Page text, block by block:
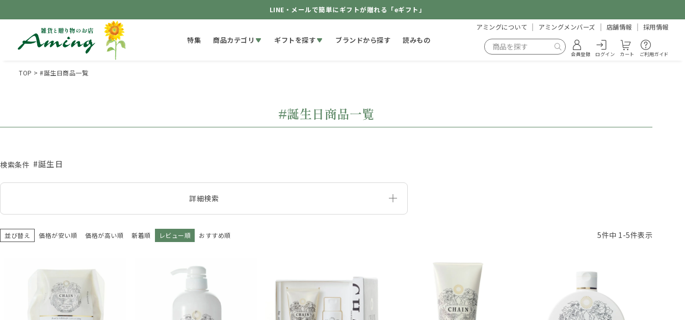
LINE・メールで簡単にギフトが贈れる「eギフト」
特集 商品カテゴリ ギフトを探す ブランドから探す 読みもの
アミングについて アミングメンバーズ 店舗情報 採用情報
会員登録 ログイン カート ご利用ガイド
TOP #誕生日商品一覧
#誕生日商品一覧
検索条件 #誕生日
詳細検索
並び替え 価格が安い順 価格が高い順 新着順 レビュー順 おすすめ順 5件中 1-5件表示